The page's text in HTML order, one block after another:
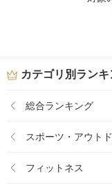
カテゴリ別ランキ
総合ランキング
スポーツ・アウト
フィットネス